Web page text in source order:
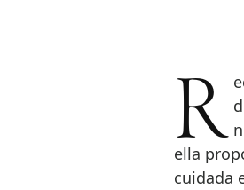
Recientemente Marchon Eyewear, uno de los mayores fabricantes y
ella
cuidada